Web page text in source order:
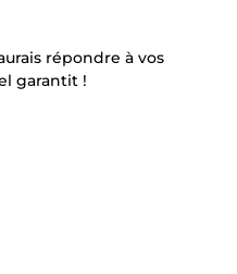
répondre à vos
garantit !